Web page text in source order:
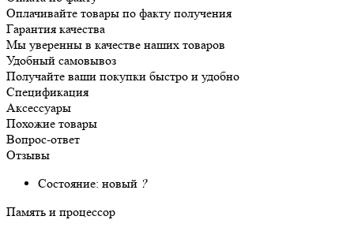
Оплачивайте товары по факту получения
Гарантия качества
Мы уверенны в качестве наших товаров
Удобный самовывоз
Получайте ваши покупки быстро и удобно
Спецификация
Аксессуары
Похожие товары
Вопрос-ответ
Отзывы
Состояние: новый ?
Память и процессор